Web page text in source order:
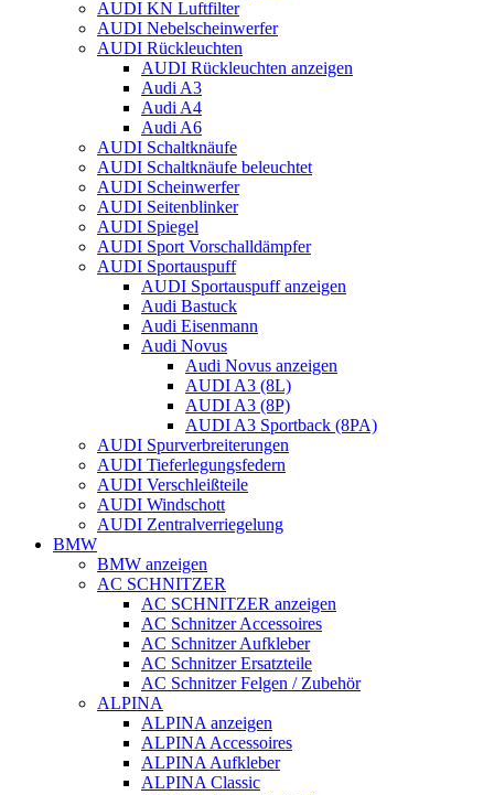
AUDI KN Luftfilter
AUDI Nebelscheinwerfer
AUDI Rückleuchten
AUDI Rückleuchten anzeigen
Audi A3
Audi A4
Audi A6
AUDI Schaltknäufe
AUDI Schaltknäufe beleuchtet
AUDI Scheinwerfer
AUDI Seitenblinker
AUDI Spiegel
AUDI Sport Vorschalldämpfer
AUDI Sportauspuff
AUDI Sportauspuff anzeigen
Audi Bastuck
Audi Eisenmann
Audi Novus
Audi Novus anzeigen
AUDI A3 (8L)
AUDI A3 (8P)
AUDI A3 Sportback (8PA)
AUDI Spurverbreiterungen
AUDI Tieferlegungsfedern
AUDI Verschleißteile
AUDI Windschott
AUDI Zentralverriegelung
BMW
BMW anzeigen
AC SCHNITZER
AC SCHNITZER anzeigen
AC Schnitzer Accessoires
AC Schnitzer Aufkleber
AC Schnitzer Ersatzteile
AC Schnitzer Felgen / Zubehör
ALPINA
ALPINA anzeigen
ALPINA Accessoires
ALPINA Aufkleber
ALPINA Classic